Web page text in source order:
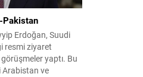
Pakistan
Erdoğan, Suudi
resmi ziyaret
görüşmeler yaptı. Bu
Arabistan ve